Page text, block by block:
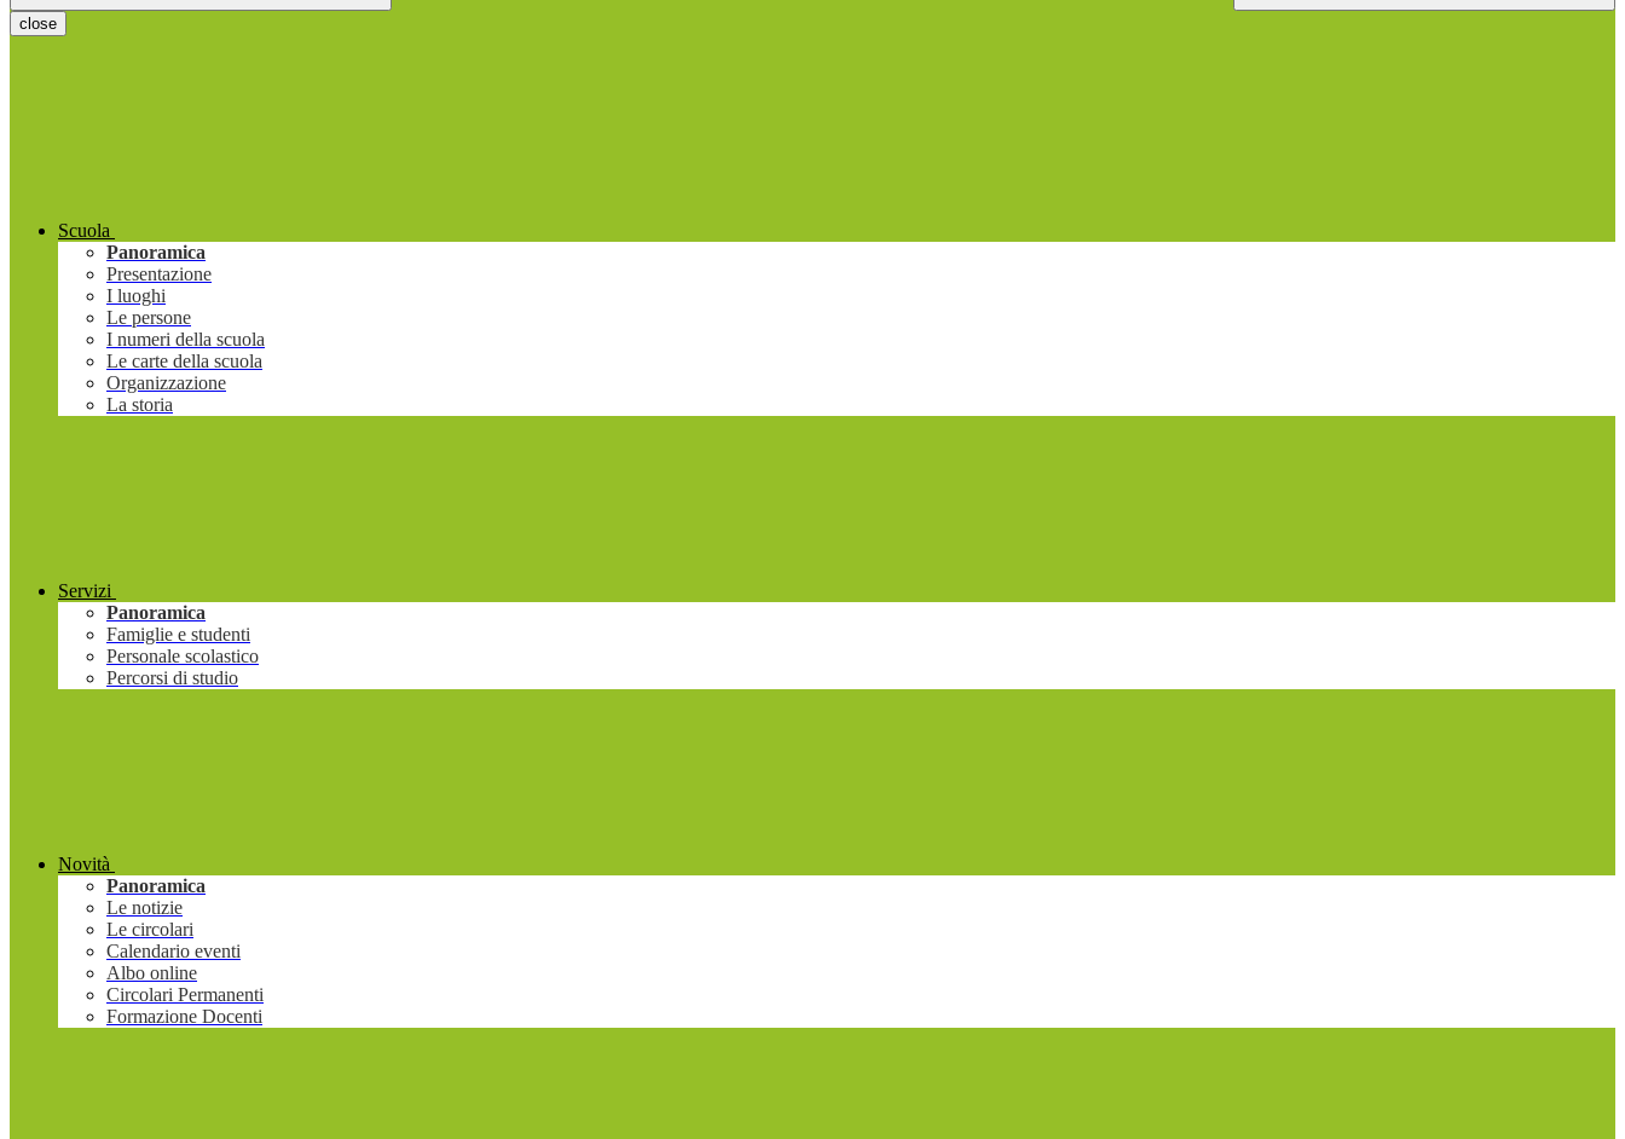
close
Scuola
Panoramica
Presentazione
I luoghi
Le persone
I numeri della scuola
Le carte della scuola
Organizzazione
La storia
Servizi
Panoramica
Famiglie e studenti
Personale scolastico
Percorsi di studio
Novità
Panoramica
Le notizie
Le circolari
Calendario eventi
Albo online
Circolari Permanenti
Formazione Docenti